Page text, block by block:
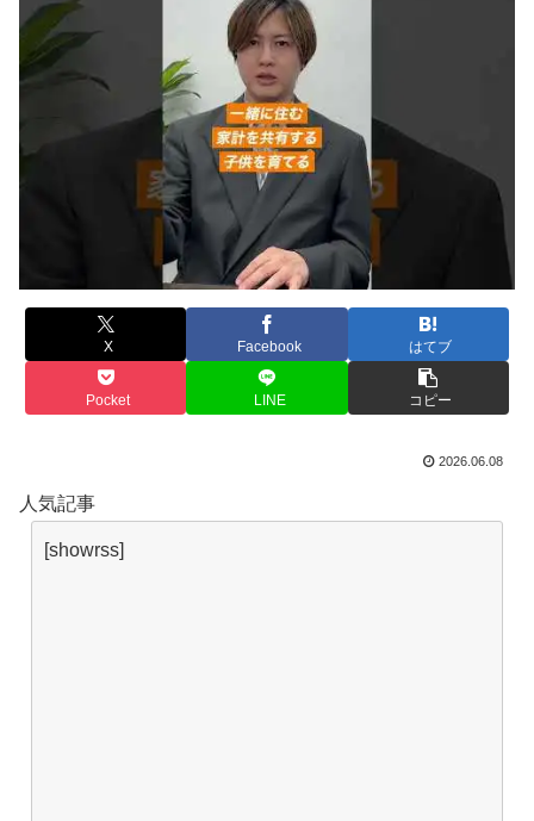
X Facebook はてブ
Pocket LINE コピー
2026.06.08
人気記事
[showrss]